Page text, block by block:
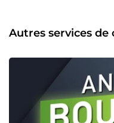
Autres services de